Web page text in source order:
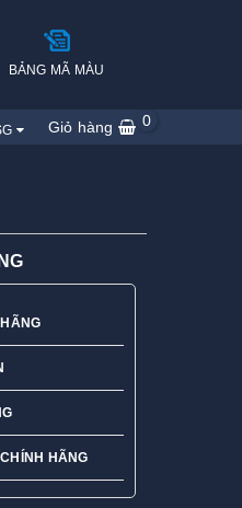
BẢNG MÃ MÀU
Giỏ hàng 0
HÃNG